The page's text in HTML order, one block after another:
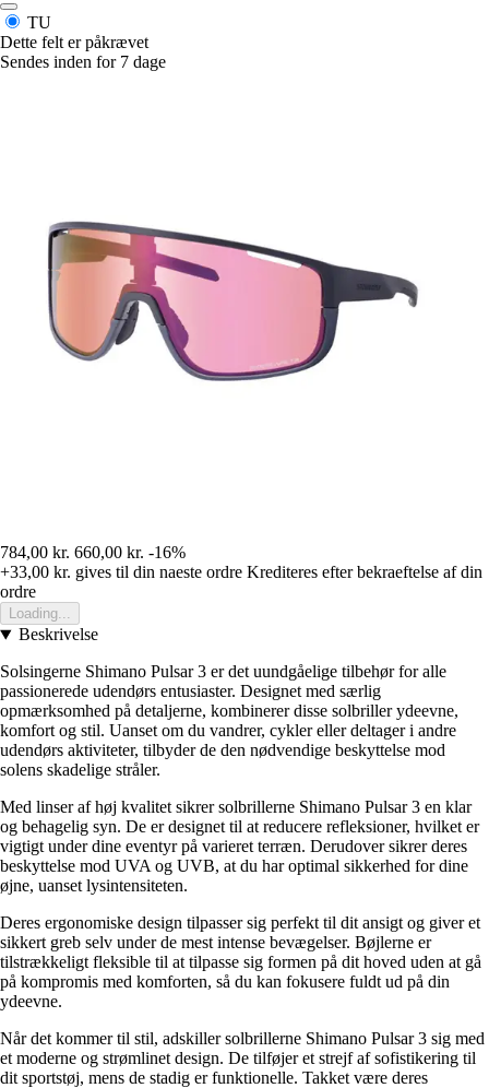
TU
Dette felt er påkrævet
Sendes inden for 7 dage
784,00 kr. 660,00 kr. -16%
+33,00 kr. gives til din naeste ordre Krediteres efter bekraeftelse af din
ordre
Loading...
Beskrivelse
Solsingerne Shimano Pulsar 3 er det uundgåelige tilbehør for alle
passionerede udendørs entusiaster. Designet med særlig
opmærksomhed på detaljerne, kombinerer disse solbriller ydeevne,
komfort og stil. Uanset om du vandrer, cykler eller deltager i andre
udendørs aktiviteter, tilbyder de den nødvendige beskyttelse mod
solens skadelige stråler.
Med linser af høj kvalitet sikrer solbrillerne Shimano Pulsar 3 en klar
og behagelig syn. De er designet til at reducere refleksioner, hvilket er
vigtigt under dine eventyr på varieret terræn. Derudover sikrer deres
beskyttelse mod UVA og UVB, at du har optimal sikkerhed for dine
øjne, uanset lysintensiteten.
Deres ergonomiske design tilpasser sig perfekt til dit ansigt og giver et
sikkert greb selv under de mest intense bevægelser. Bøjlerne er
tilstrækkeligt fleksible til at tilpasse sig formen på dit hoved uden at gå
på kompromis med komforten, så du kan fokusere fuldt ud på din
ydeevne.
Når det kommer til stil, adskiller solbrillerne Shimano Pulsar 3 sig med
et moderne og strømlinet design. De tilføjer et strejf af sofistikering til
dit sportstøj, mens de stadig er funktionelle. Takket være deres